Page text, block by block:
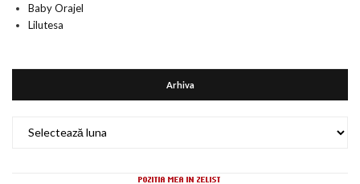
Baby Orajel
Lilutesa
Arhiva